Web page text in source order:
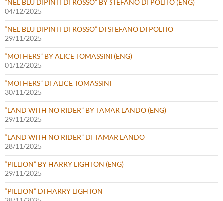
“NEL BLU DIPINTI DI ROSSO” BY STEFANO DI POLITO (ENG)
04/12/2025
“NEL BLU DIPINTI DI ROSSO” DI STEFANO DI POLITO
29/11/2025
“MOTHERS” BY ALICE TOMASSINI (ENG)
01/12/2025
“MOTHERS” DI ALICE TOMASSINI
30/11/2025
“LAND WITH NO RIDER” BY TAMAR LANDO (ENG)
29/11/2025
“LAND WITH NO RIDER” DI TAMAR LANDO
28/11/2025
“PILLION” BY HARRY LIGHTON (ENG)
29/11/2025
“PILLION” DI HARRY LIGHTON